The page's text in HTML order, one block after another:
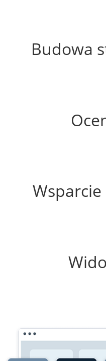
Budowa